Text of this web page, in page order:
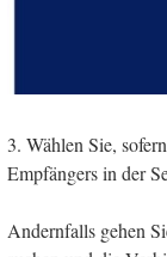
3. Wählen Sie,
Empfängers in der
Andernfalls gehen